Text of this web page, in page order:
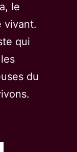
le
vivant.
qui
du